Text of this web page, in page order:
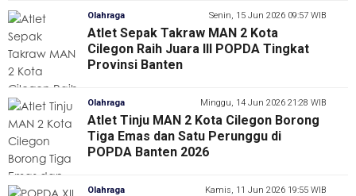
Olahraga Senin, 15 Jun 2026 09:57 WIB
Atlet Sepak Takraw MAN 2 Kota
Cilegon Raih Juara III POPDA Tingkat
Provinsi Banten
Olahraga Minggu, 14 Jun 2026 21:28 WIB
Atlet Tinju MAN 2 Kota Cilegon Borong
Tiga Emas dan Satu Perunggu di
POPDA Banten 2026
Olahraga Kamis, 11 Jun 2026 19:55 WIB